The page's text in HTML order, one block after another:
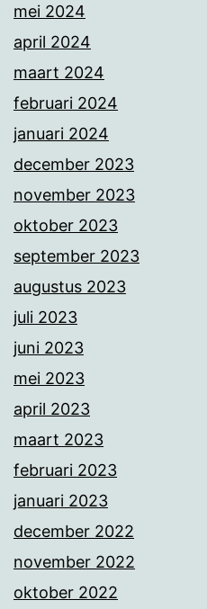
mei 2024
april 2024
maart 2024
februari 2024
januari 2024
december 2023
november 2023
oktober 2023
september 2023
augustus 2023
juli 2023
juni 2023
mei 2023
april 2023
maart 2023
februari 2023
januari 2023
december 2022
november 2022
oktober 2022